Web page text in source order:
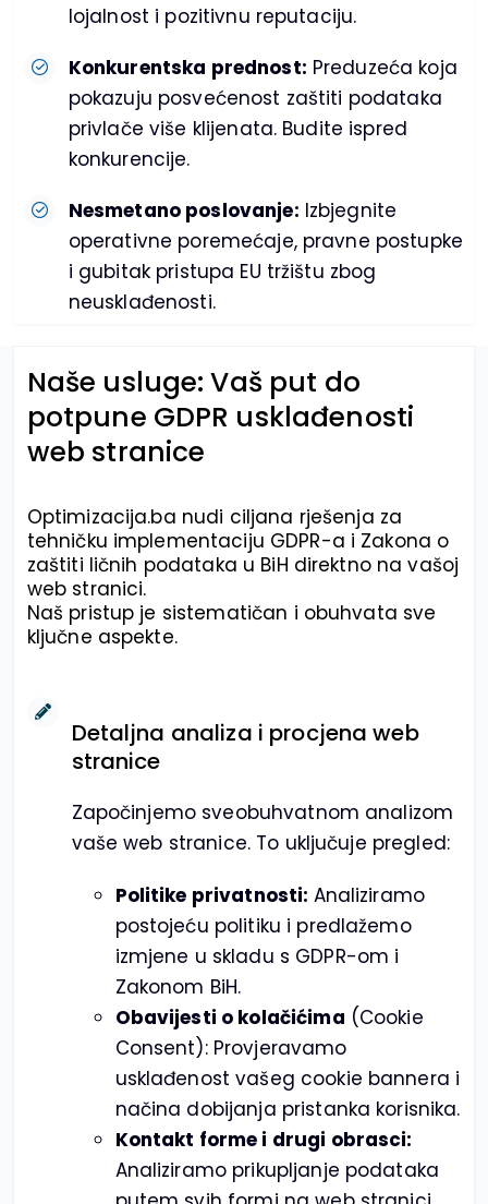
lojalnost i pozitivnu reputaciju.
Konkurentska prednost: Preduzeća koja
pokazuju posvećenost zaštiti podataka
privlače više klijenata. Budite ispred
konkurencije.
Nesmetano poslovanje: Izbjegnite
operativne poremećaje, pravne postupke
i gubitak pristupa EU tržištu zbog
neusklađenosti.
Naše usluge: Vaš put do
potpune GDPR usklađenosti
web stranice
Optimizacija.ba nudi ciljana rješenja za
tehničku implementaciju GDPR-a i Zakona o
zaštiti ličnih podataka u BiH direktno na vašoj
web stranici.
Naš pristup je sistematičan i obuhvata sve
ključne aspekte.
Detaljna analiza i procjena web
stranice
Započinjemo sveobuhvatnom analizom
vaše web stranice. To uključuje pregled:
Politike privatnosti: Analiziramo
postojeću politiku i predlažemo
izmjene u skladu s GDPR-om i
Zakonom BiH.
Obavijesti o kolačićima (Cookie
Consent): Provjeravamo
usklađenost vašeg cookie bannera i
načina dobijanja pristanka korisnika.
Kontakt forme i drugi obrasci:
Analiziramo prikupljanje podataka